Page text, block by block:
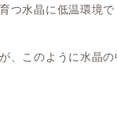
つ水晶に低温環境
、このように水晶